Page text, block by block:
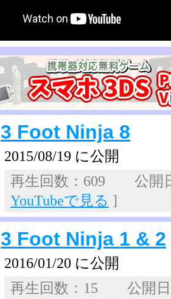
3 Foot Ninja 8
2015/08/19 に公開
再生回数：609 公開
YouTubeで見る ]
3 Foot Ninja 1 & 2
2016/01/20 に公開
再生回数：15 公開